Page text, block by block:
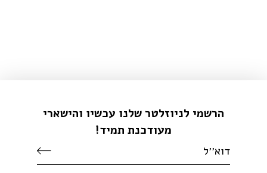
הרשמי לניוזלטר שלנו עכשיו והישארי
מעודכנת תמיד!